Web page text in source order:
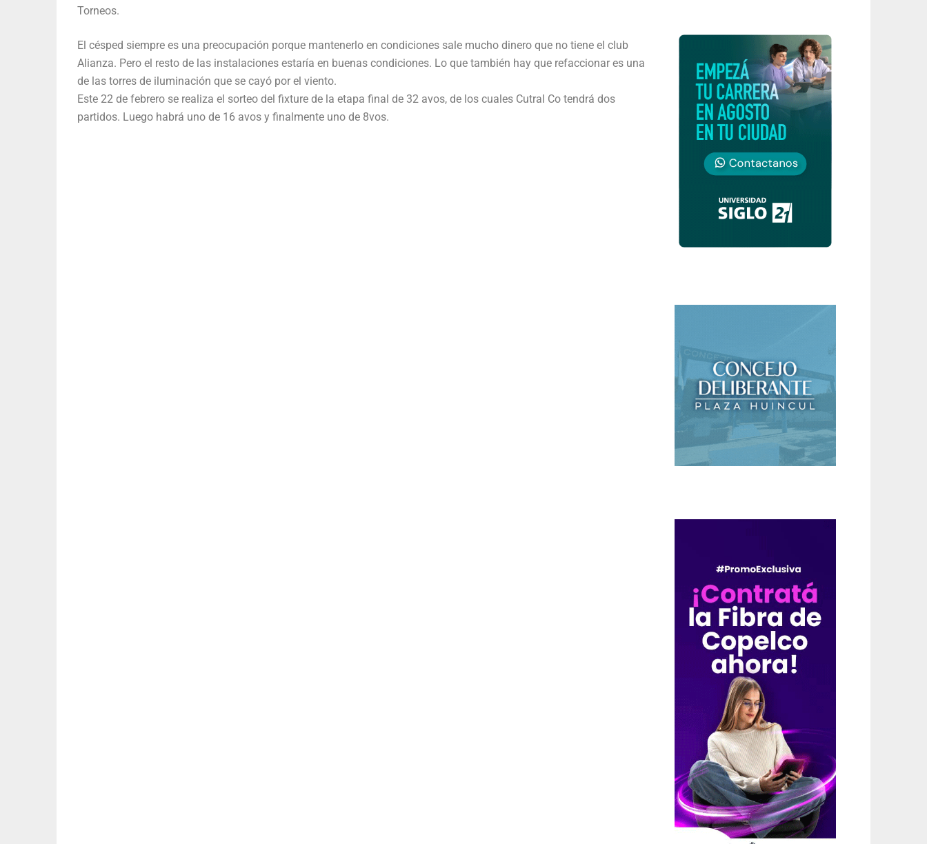
Torneos.
El césped siempre es una preocupación porque mantenerlo en condiciones sale mucho dinero que no tiene el club
Alianza. Pero el resto de las instalaciones estaría en buenas condiciones. Lo que también hay que refaccionar es una
de las torres de iluminación que se cayó por el viento.
Este 22 de febrero se realiza el sorteo del fixture de la etapa final de 32 avos, de los cuales Cutral Co tendrá dos
partidos. Luego habrá uno de 16 avos y finalmente uno de 8vos.